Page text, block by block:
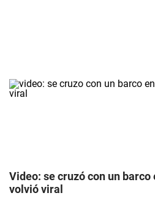
Video: se cruzó con un barco
volvió viral